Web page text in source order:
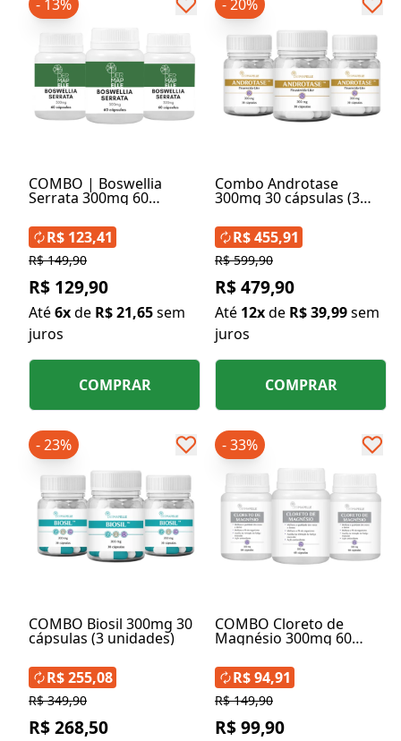
COMBO | Boswellia
Serrata 300mg 60
- 13%
R$ 149,90
R$ 129,90
Até6xde R$ 21,65sem
juros
R$ 123,41
COMPRAR
Combo Androtase
300mg 30 cápsulas (3
- 20%
R$ 599,90
R$ 479,90
Até 12xde R$ 39,99sem
juros
R$ 455,91
COMPRAR
COMBO Biosil 300mg 30
cápsulas (3 unidades)
- 23%
R$ 349,90
R$ 268,50
R$ 255,08
COMBO Cloreto de
Magnésio 300mg 60
- 33%
R$ 149,90
R$ 99,90
R$ 94,91